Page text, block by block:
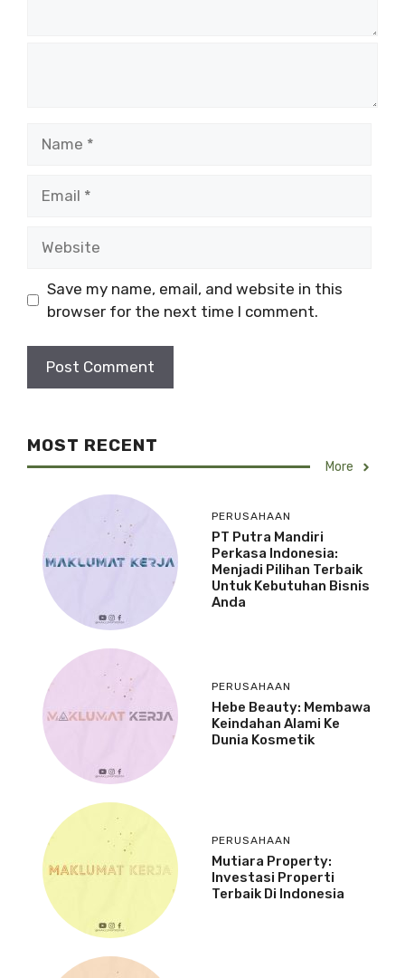
s
t
Save my name, email, and website in this
browser for the next time I comment.
MOST RECENT
More
PERUSAHAAN
PT Putra Mandiri
Perkasa Indonesia:
Menjadi Pilihan Terbaik
Untuk Kebutuhan Bisnis
Anda
PERUSAHAAN
Hebe Beauty: Membawa
Keindahan Alami Ke
Dunia Kosmetik
PERUSAHAAN
Mutiara Property:
Investasi Properti
Terbaik Di Indonesia